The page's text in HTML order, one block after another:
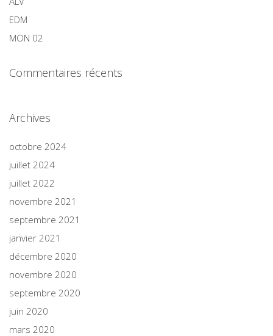
EDM
MON 02
Commentaires récents
Archives
octobre 2024
juillet 2024
juillet 2022
novembre 2021
septembre 2021
janvier 2021
décembre 2020
novembre 2020
septembre 2020
juin 2020
mars 2020